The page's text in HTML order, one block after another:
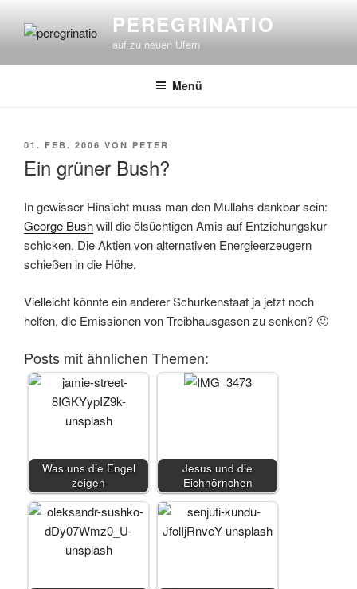
Inhalt
PEREGRINATIO
auf zu neuen Ufern
Menü
VERÖFFENTLICHT
01. FEB. 2006 VON PETER
Ein grüner Bush?
In gewisser Hinsicht muss man den Mullahs dankbar sein:
George Bushwill die ölsüchtigen Amis auf Entziehungskur
schicken. Die Aktien von alternativen Energieerzeugern
schießen in die Höhe.
Vielleicht könnte ein anderer Schurkenstaat ja jetzt noch
helfen, die Emissionen von Treibhausgasen zu senken? 🙂
Posts mit ähnlichen Themen:
Was uns die Engel
zeigen
Jesus und die
Eichhörnchen